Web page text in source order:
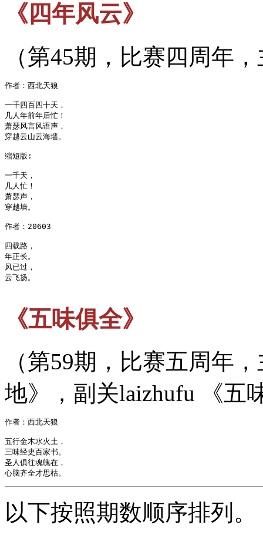
《四年风云》
（第45期，比赛四周年
作者：西北天狼
一千四百四十天，
几人年前年后忙！
萧瑟风言风语声，
穿越云山云海墙。
缩短版:
一千天，
几人忙！
萧瑟声，
穿越墙。
作者：20603
四载路，
年正长。
风已过，
云飞扬。
《五味俱全》
（第59期，比赛五周年
地》，副关laizhufu 《五
作者：西北天狼
五行金木水火土，
三味经史百家书。
圣人俱往魂魄在，
以下按照期数顺序排列。